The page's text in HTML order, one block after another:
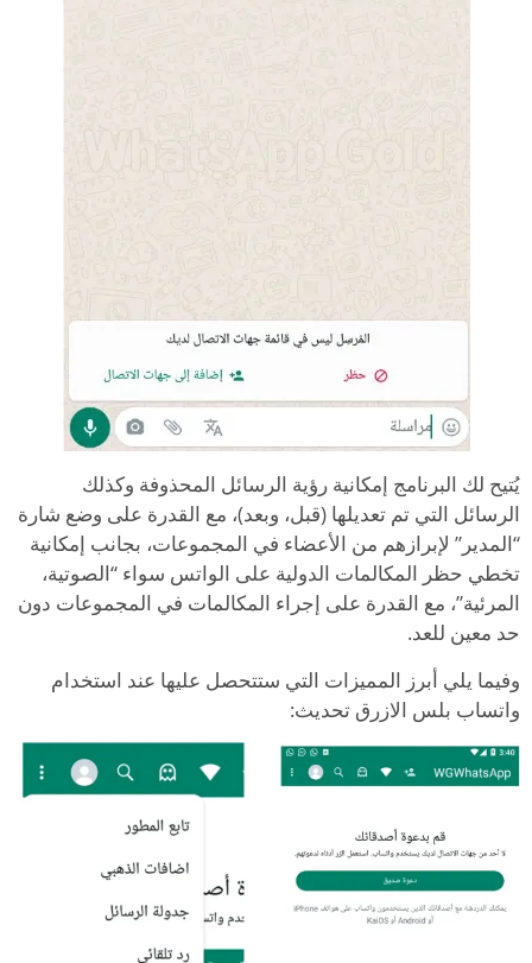
يُتيح لك البرنامج إمكانية رؤية الرسائل المحذوفة وكذلك
الرسائل التي تم تعديلها (قبل، وبعد)، مع القدرة على وضع شارة
“المدير” لإبرازهم من الأعضاء في المجموعات، بجانب إمكانية
تخطي حظر المكالمات الدولية على الواتس سواء “الصوتية،
المرئية”، مع القدرة على إجراء المكالمات في المجموعات دون
حد معين للعد.
وفيما يلي أبرز المميزات التي ستتحصل عليها عند استخدام
واتساب بلس الازرق تحديث: